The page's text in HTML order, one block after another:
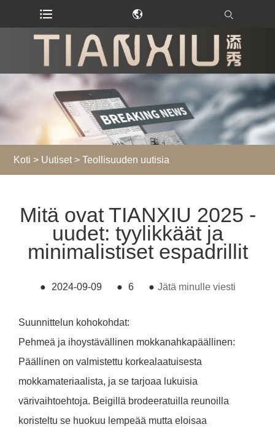
Koti > Uutiset>Teollisuuden uutisia
Mitä ovat TIANXIU 2025 -
uudet: tyylikkäät ja
minimalistiset espadrillit
● 2024-09-09 ● 6 ● Jätä minulle viesti
Suunnittelun kohokohdat:
Pehmeä ja ihoystävällinen mokkanahkapäällinen:
Päällinen on valmistettu korkealaatuisesta
mokkamateriaalista, ja se tarjoaa lukuisia
värivaihtoehtoja. Beigillä brodeeratuilla reunoilla
koristeltu se huokuu lempeää mutta eloisaa